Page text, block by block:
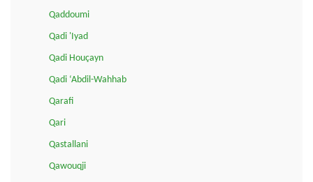
Qaddoumi
Qadi 'Iyad
Qadi Houçayn
Qadi ‘Abdil-Wahhab
Qarafi
Qari
Qastallani
Qawouqji